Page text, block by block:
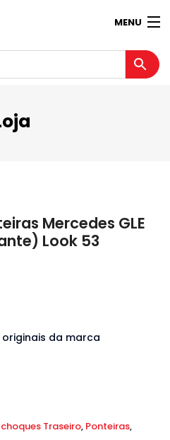
MENU
Mercedes GLE
Look 53
da marca
Traseiro, Ponteiras,